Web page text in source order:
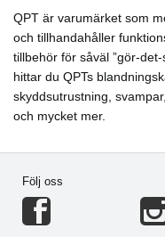
QPT är varumärket som
och tillhandahåller
tillbehör för såväl ”gör-
hittar du QPTs
skyddsutrustning,
och mycket mer.
Följ oss